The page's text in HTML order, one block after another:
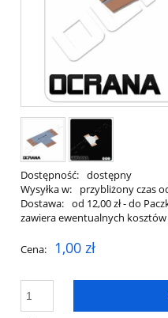
Dostępność: dostępny
Wysyłka w:
przybliżony czas
Dostawa: od 12,00 zł- do
zawiera ewentualnych kosztów
Cena: 1,00 zł